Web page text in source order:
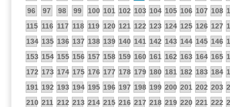
96
97 98 99 100 101 102 103 104 105 106 107 108
115 116 117 118 119 120 121 122 123 124 125 126 127
134 135 136 137 138 139 140 141 142 143 144 145 146
153 154 155 156 157 158 159 160 161 162 163 164 165
172 173 174 175 176 177 178 179 180 181 182 183 184
191 192 193 194 195 196 197 198 199 200 201 202 203
210 211 212 213 214 215 216 217 218 219 220 221 222